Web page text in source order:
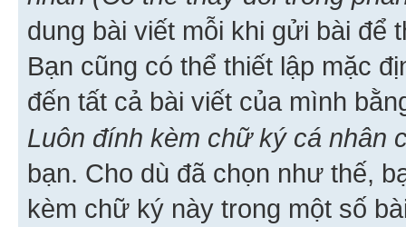
dung bài viết mỗi khi gửi bài để
Bạn cũng có thể thiết lập mặc
đến tất cả bài viết của mình
Luôn đính kèm chữ ký cá nhân
bạn. Cho dù đã chọn như thế,
kèm chữ ký này trong một số